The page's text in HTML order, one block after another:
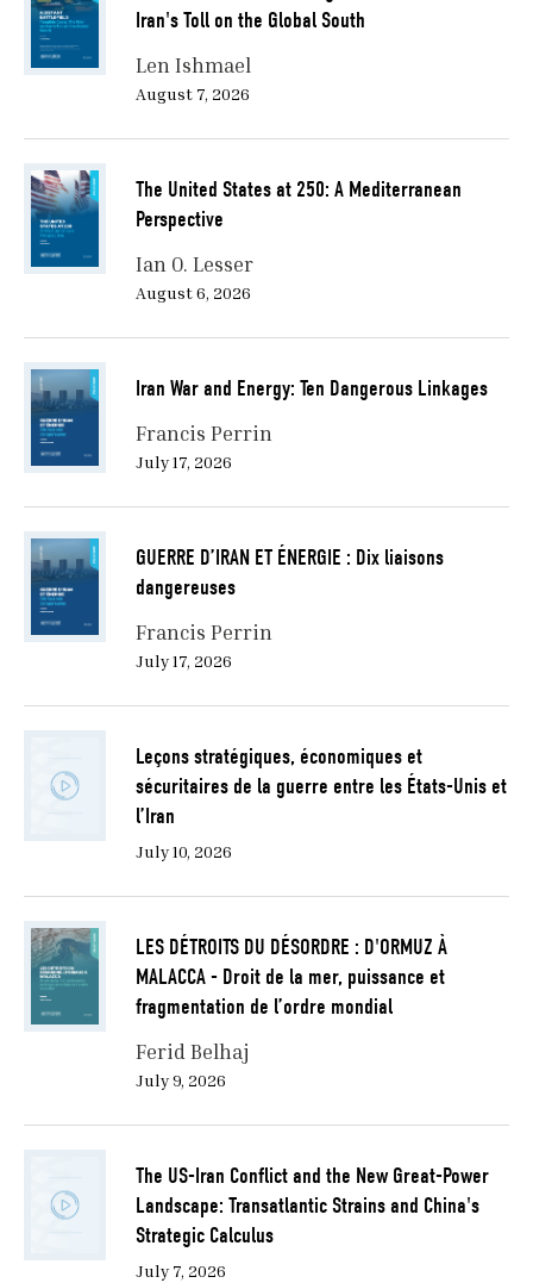
Iran's Toll on the Global South
Len Ishmael
August 7, 2026
The United States at 250: A Mediterranean
Perspective
Ian O. Lesser
August 6, 2026
Iran War and Energy: Ten Dangerous Linkages
Francis Perrin
July 17, 2026
GUERRE D’IRAN ET ÉNERGIE : Dix liaisons
dangereuses
Francis Perrin
July 17, 2026
Leçons stratégiques, économiques et
sécuritaires de la guerre entre les États-Unis et
l’Iran
July 10, 2026
LES DÉTROITS DU DÉSORDRE : D'ORMUZ À
MALACCA - Droit de la mer, puissance et
fragmentation de l’ordre mondial
Ferid Belhaj
July 9, 2026
The US-Iran Conflict and the New Great-Power
Landscape: Transatlantic Strains and China's
Strategic Calculus
July 7, 2026